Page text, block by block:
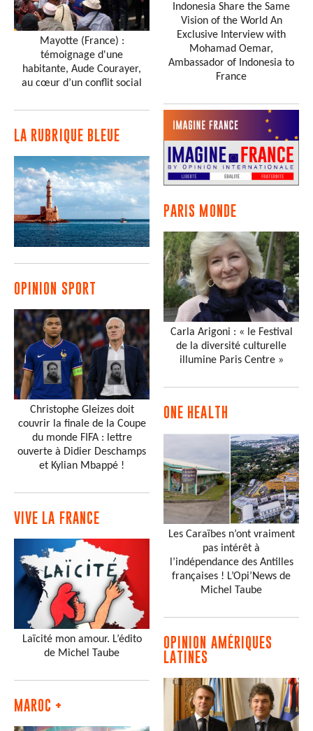
Mayotte (France) :
témoignage d'une
habitante, Aude Courayer,
au cœur d’un conflit social
LA RUBRIQUE BLEUE
OPINION SPORT
Christophe Gleizes doit
couvrir la finale de la Coupe
du monde FIFA : lettre
ouverte à Didier Deschamps
et Kylian Mbappé !
VIVE LA FRANCE
Laïcité mon amour. L’édito
de Michel Taube
MAROC +
Indonesia Share the Same
Vision of the World An
Exclusive Interview with
Mohamad Oemar,
Ambassador of Indonesia to
France
PARIS MONDE
Carla Arigoni : « le Festival
de la diversité culturelle
illumine Paris Centre »
ONE HEALTH
Les Caraïbes n’ont vraiment
pas intérêt à
l’indépendance des Antilles
françaises ! L’Opi’News de
Michel Taube
OPINION AMÉRIQUES
LATINES